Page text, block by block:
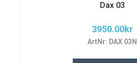
Dax 03
3950.00kr
ArtNr: DAX 03N